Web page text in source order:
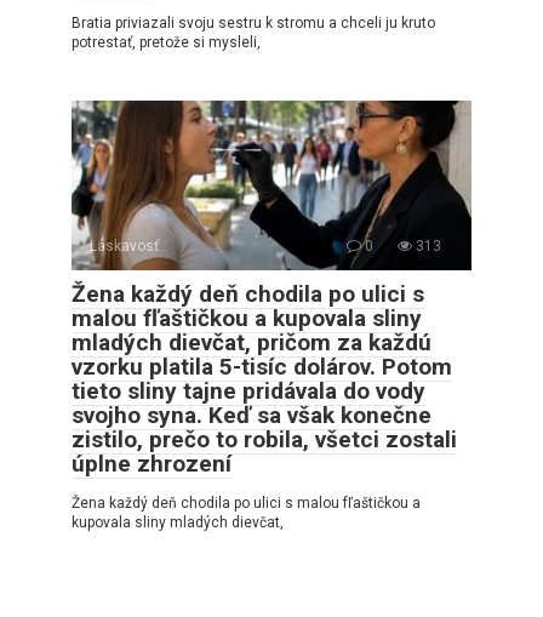
Bratia priviazali svoju sestru k stromu a chceli ju kruto
potrestať, pretože si mysleli,
Láskavosť 0 313
Žena každý deň chodila po ulici s
malou fľaštičkou a kupovala sliny
mladých dievčat, pričom za každú
vzorku platila 5-tisíc dolárov. Potom
tieto sliny tajne pridávala do vody
svojho syna. Keď sa však konečne
zistilo, prečo to robila, všetci zostali
úplne zhrození
Žena každý deň chodila po ulici s malou fľaštičkou a
kupovala sliny mladých dievčat,